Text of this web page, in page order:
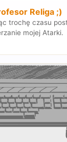
Religa ;)
trochę czasu
mojej Atarki.